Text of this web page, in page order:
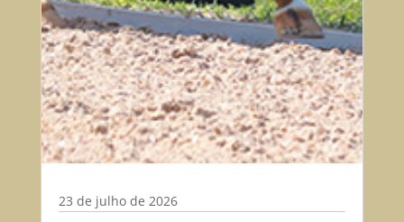
23 de julho de 2026